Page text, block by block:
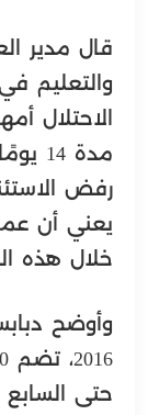
قال مدير
والتعليم
الاحتلال
مدة
رفض
يعني أن
خلال هذه
وأوضح
حتى السابع